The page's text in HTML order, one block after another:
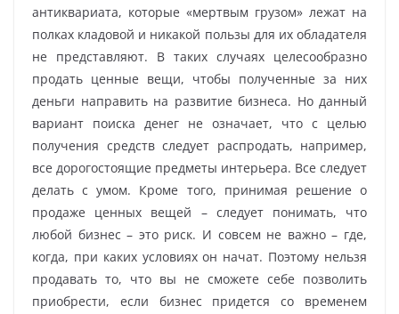
антиквариата, которые «мертвым грузом» лежат на
полках кладовой и никакой пользы для их обладателя
не представляют. В таких случаях целесообразно
продать ценные вещи, чтобы полученные за них
деньги направить на развитие бизнеса. Но данный
вариант поиска денег не означает, что с целью
получения средств следует распродать, например,
все дорогостоящие предметы интерьера. Все следует
делать с умом. Кроме того, принимая решение о
продаже ценных вещей – следует понимать, что
любой бизнес – это риск. И совсем не важно – где,
когда, при каких условиях он начат. Поэтому нельзя
продавать то, что вы не сможете себе позволить
приобрести, если бизнес придется со временем